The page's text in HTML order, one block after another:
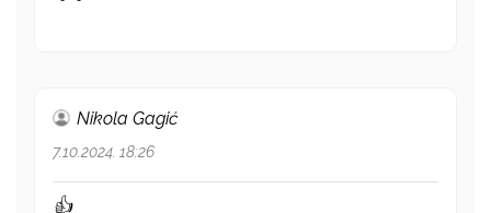
Nikola Gagić
7.10.2024. 18:26
👍